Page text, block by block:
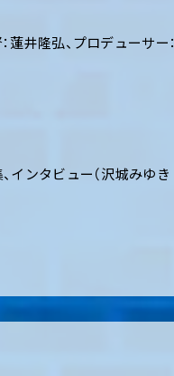
蓮井隆弘、プロデューサー：
インタビュー（沢城みゆき